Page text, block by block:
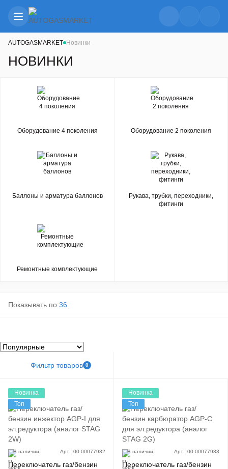
AUTOGASMARKET Новинки
НОВИНКИ
Оборудование 4 поколения Оборудование 2 поколения
Баллоны и арматура баллонов
Рукава, трубки, переходники,
фитинги
Ремонтные комплектующие
Фильтр товаров 0
Показывать по:36
Новинка
Топ
В наличии Арт.: 00-00077932
Переключатель газ/бензин
Новинка
Топ
В наличии Арт.: 00-00077933
Переключатель газ/бензин